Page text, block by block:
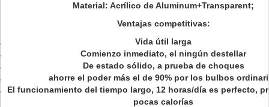
Material: Acrílico de Aluminum+Transparent;
Ventajas competitivas:
Vida útil larga
Comienzo inmediato, el ningún destellar
De estado sólido, a prueba de choques
ahorre el poder más el de 90% por los bulbos
El funcionamiento del tiempo largo, 12 horas/día es perfecto,
pocas calorías